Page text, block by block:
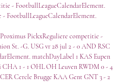
- FootballLeagueCalendarElement.
FootballLeagueCalendarElement.
PickxReguliere competitie -
St. -G. USG vr 28 jul 2 - 0 AND RSC
matchDayLabel 1 KAS Eupen
CHA 1 - 1 OHL OH Leuven RWDM 0 - 4
Cercle Brugge KAA Gent GNT 3 - 2